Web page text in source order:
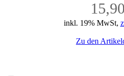
inkl. 19% MwSt,
Zu den